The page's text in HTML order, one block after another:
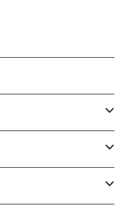
ク 学校 カレッジコーデ カジュ